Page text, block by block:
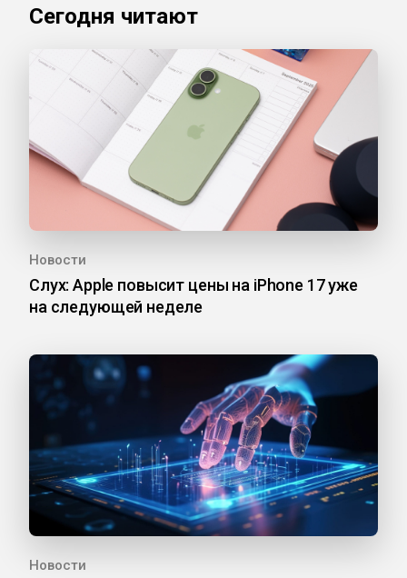
Сегодня читают
Новости
Слух: Apple повысит цены на iPhone 17 уже
на следующей неделе
Новости